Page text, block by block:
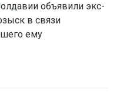
объявили экс-
в связи
ему